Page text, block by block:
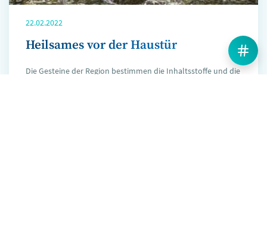
22.02.2022
Heilsames vor der Haustür
Die Gesteine der Region bestimmen die Inhaltsstoffe und die